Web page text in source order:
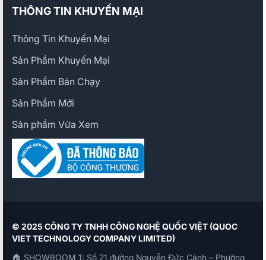
THÔNG TIN KHUYẾN MẠI
Thông Tin Khuyến Mại
Sản Phẩm Khuyến Mại
Sản Phẩm Bán Chạy
Sản Phẩm Mới
Sản phẩm Vừa Xem
© 2025 CÔNG TY TNHH CÔNG NGHỆ QUỐC VIỆT (QUOC
VIET TECHNOLOGY COMPANY LIMITED)
🏠 SHOWROOM 1: Số 21 đường Nguyễn Đức Cảnh – Phường